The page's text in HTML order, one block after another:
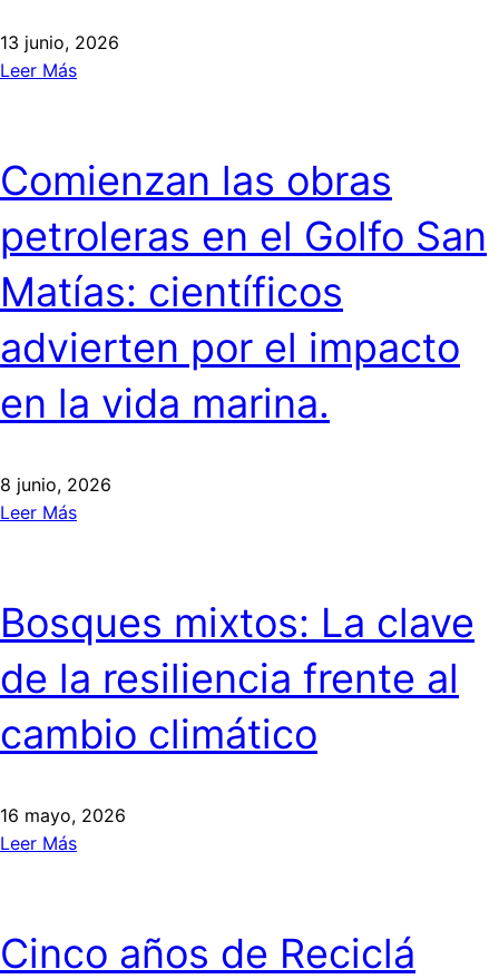
13 junio, 2026
Leer Más
Comienzan las obras
petroleras en el Golfo San
Matías: científicos
advierten por el impacto
en la vida marina.
8 junio, 2026
Leer Más
Bosques mixtos: La clave
de la resiliencia frente al
cambio climático
16 mayo, 2026
Leer Más
Cinco años de Reciclá